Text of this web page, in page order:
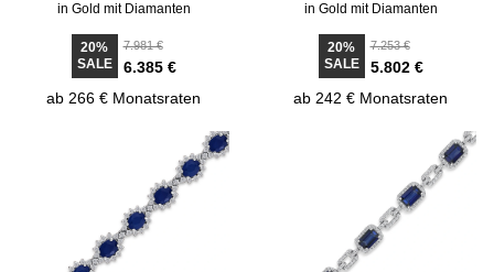
in Gold mit Diamanten
20%
SALE
7.981 €
6.385 €
ab 266 € Monatsraten
in Gold mit Diamanten
20%
SALE
7.253 €
5.802 €
ab 242 € Monatsraten